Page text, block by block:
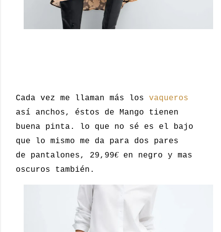
Cada vez me llaman más los vaqueros
así anchos, éstos de Mango tienen
buena pinta. lo que no sé es el bajo
que lo mismo me da para dos pares
de pantalones, 29,99€en negro y mas
oscuros también.